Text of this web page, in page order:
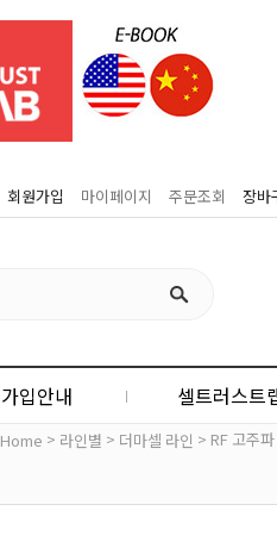
회원가입 마이페이지 주문조회 장바
가입안내 셀트러스트
Home > 라인별 > 더마셀 라인 > RF 고주